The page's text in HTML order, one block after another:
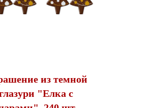
из темной
"Елка с